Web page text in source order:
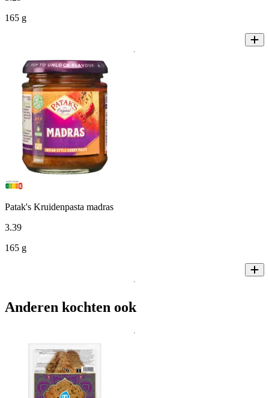
165 g
Patak's Kruidenpasta madras
3.39
165 g
Anderen kochten ook